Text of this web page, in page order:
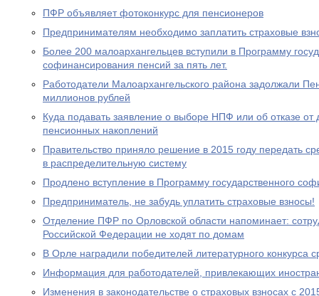
ПФР объявляет фотоконкурс для пенсионеров
Предпринимателям необходимо заплатить страховые
Более 200 малоархангельцев вступили в Программу
софинансирования пенсий за пять лет.
Работодатели Малоархангельского района задолжали
миллионов рублей
Куда подавать заявление о выборе НПФ или об отказе
пенсионных накоплений
Правительство приняло решение в 2015 году передать
в распределительную систему
Продлено вступление в Программу государственного
Предприниматель, не забудь уплатить страховые взносы!
Отделение ПФР по Орловской области напоминает:
Российской Федерации не ходят по домам
В Орле наградили победителей литературного конкурса
Информация для работодателей, привлекающих
Изменения в законодательстве о страховых взносах с